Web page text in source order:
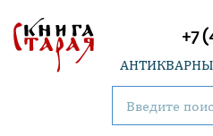
+7